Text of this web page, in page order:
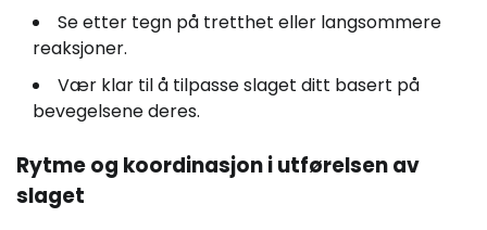
Se etter tegn på tretthet eller langsommere
reaksjoner.
Vær klar til å tilpasse slaget ditt basert på
bevegelsene deres.
Rytme og koordinasjon i utførelsen av
slaget